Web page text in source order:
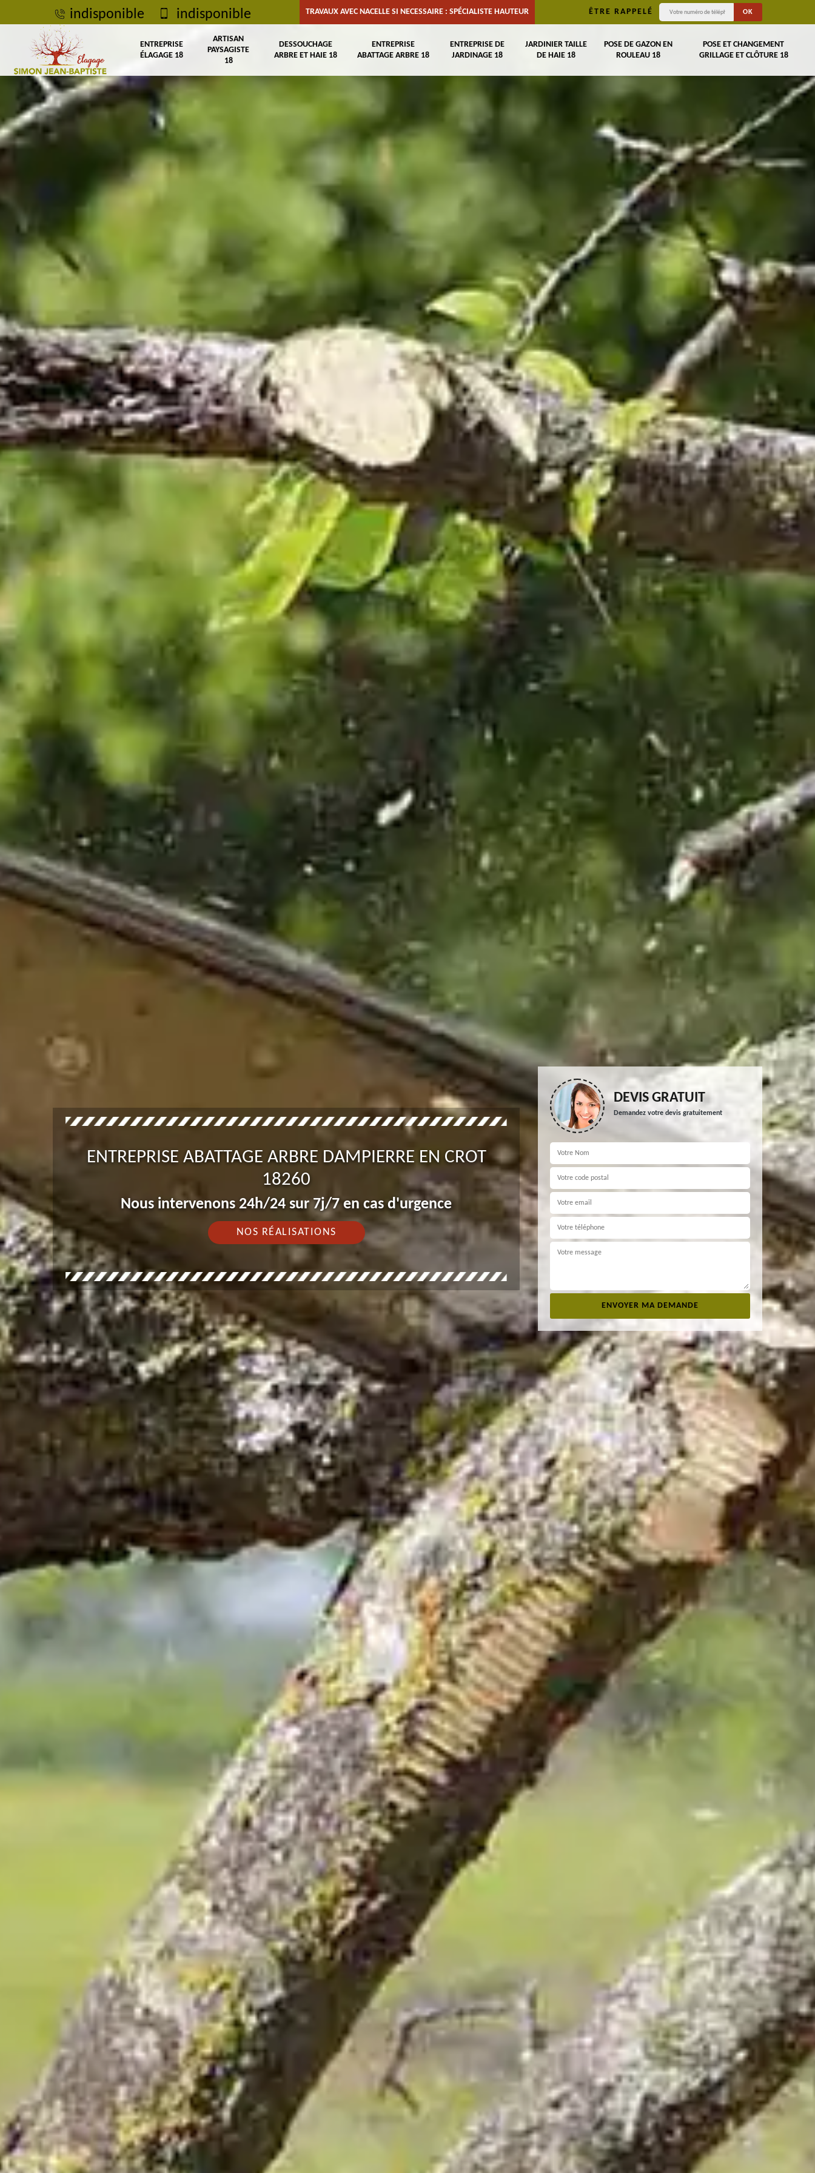
indisponible indisponible TRAVAUX AVEC NACELLE SI NECESSAIRE : SPÉCIALISTE HAUTEUR ÊTRE RAPPELÉ
ENTREPRISE
ÉLAGAGE 18
ARTISAN
PAYSAGISTE
18
DESSOUCHAGE
ARBRE ET HAIE 18
ENTREPRISE
ABATTAGE ARBRE 18
ENTREPRISE DE
JARDINAGE 18
JARDINIER TAILLE
DE HAIE 18
POSE DE GAZON EN
ROULEAU 18
POSE ET CHANGEMENT
GRILLAGE ET CLÔTURE 18
ENTREPRISE ABATTAGE ARBRE DAMPIERRE EN CROT
18260
Nous intervenons 24h/24 sur 7j/7 en cas d'urgence
NOS RÉALISATIONS
DEVIS GRATUIT
Demandez votre devis gratuitement